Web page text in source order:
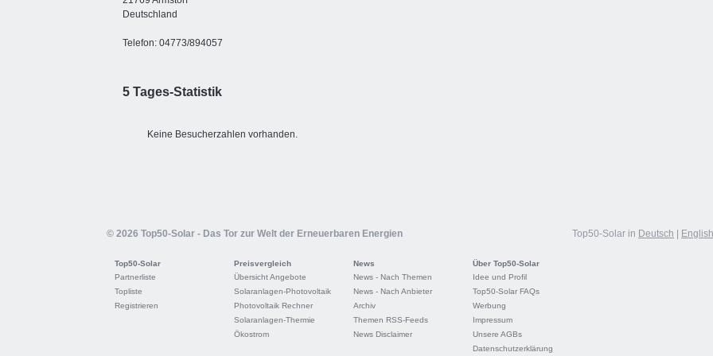
Deutschland
Telefon: 04773/894057
5 Tages-Statistik
Keine Besucherzahlen vorhanden.
© 2026 Top50-Solar - Das Tor zur Welt der Erneuerbaren Energien Top50-Solar in Deutsch English
Top50-Solar
Partnerliste
Topliste
Registrieren
Preisvergleich
Übersicht Angebote
Solaranlagen-Photovoltaik
Photovoltaik Rechner
Solaranlagen-Thermie
Ökostrom
News
News - Nach Themen
News - Nach Anbieter
Archiv
Themen RSS-Feeds
News Disclaimer
Über Top50-Solar
Idee und Profil
Top50-Solar FAQs
Werbung
Impressum
Unsere AGBs
Datenschutzerklärung